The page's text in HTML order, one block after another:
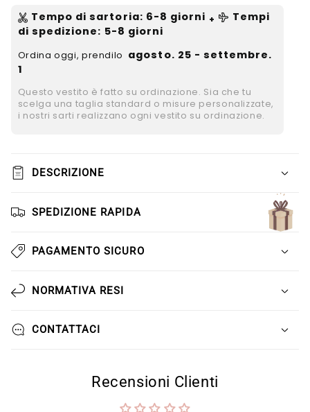
Tempo di sartoria: 6-8 giorni +
Tempi
di spedizione: 5-8 giorni
Ordina oggi, prendilo agosto. 25 - settembre.
1
Questo vestito è fatto su ordinazione. Sia che tu
scelga una taglia standard o misure personalizzate,
i nostri sarti realizzano ogni vestito su ordinazione.
DESCRIZIONE
SPEDIZIONE RAPIDA
PAGAMENTO SICURO
NORMATIVA RESI
CONTATTACI
Recensioni Clienti